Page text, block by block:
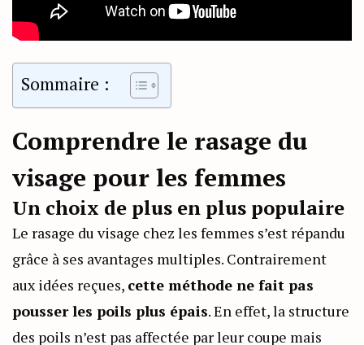
Sommaire :
Comprendre le rasage du
visage pour les femmes
Un choix de plus en plus populaire
Le rasage du visage chez les femmes s’est répandu
grâce à ses avantages multiples. Contrairement
aux idées reçues, cette méthode ne fait pas
pousser les poils plus épais. En effet, la structure
des poils n’est pas affectée par leur coupe mais